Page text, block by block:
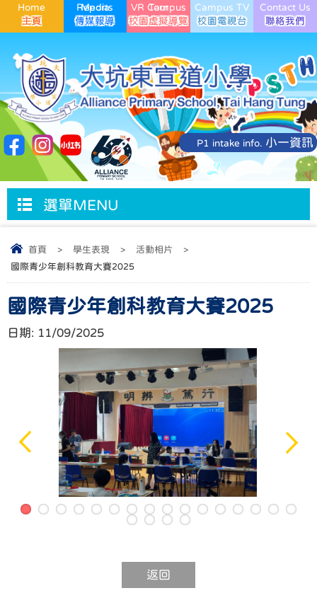
Home Media Reports VR Campus Tour Campus TV Contact Us
P1 intake info. 小一資訊
選單MENU
首頁 > 學生表現 > 活動相片
>
國際青少年創科教育大賽2025
國際青少年創科教育大賽2025
日期: 11/09/2025
返回